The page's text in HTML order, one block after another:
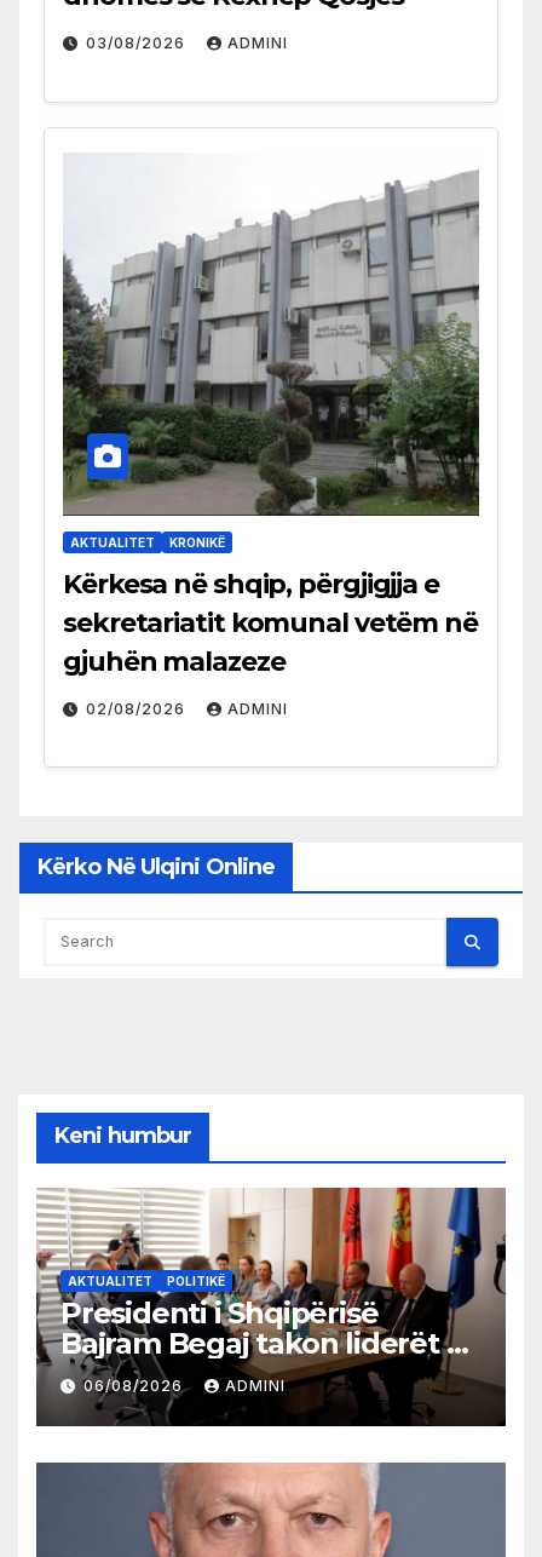
03/08/2026 ADMINI
AKTUALITET KRONIKË
Kërkesa në shqip, përgjigjja e
sekretariatit komunal vetëm në
gjuhën malazeze
02/08/2026 ADMINI
Kërko Në Ulqini Online
Keni humbur
AKTUALITET POLITIKË
Presidenti i Shqipërisë
Bajram Begaj takon liderët e
partive shqiptare në Ulqin
06/08/2026 ADMINI